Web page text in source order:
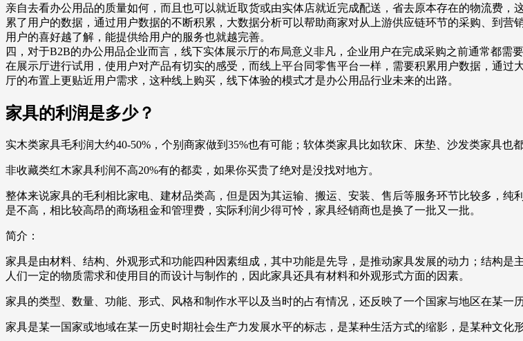
亲自去看办公用品的质量如何，而且也可以就近取货或由实体店就近完成配送，省去原本存在的物流费
累了用户的数据，通过用户数据的不断积累，大数据分析可以帮助商家对从上游供应链环节的采购、到
用户的喜好越了解，能提供给用户的服务也就越完善。
四，对于B2B的办公用品企业而言，线下实体展示厅的布局意义非凡，企业用户在完成采购之前通常都
在展示厅进行试用，使用户对产品有切实的感受，而线上平台同零售平台一样，需要积累用户数据，通
厅的布置上更贴近用户需求，这种线上购买，线下体验的模式才是办公用品行业未来的出路。
家具的利润是多少？
实木类家具毛利润大约40-50%，个别商家做到35%也有可能；软体类家具比如软床、床垫、沙发类家具也都
非收藏类红木家具利润不高20%有的都卖，如果你买贵了绝对是没找对地方。
整体来说家具的毛利相比家电、建材品类高，但是因为其运输、搬运、安装、售后等服务环节比较多，
是不高，相比较高昂的商场租金和管理费，实际利润少得可怜，家具经销商也是换了一批又一批。
简介：
家具是由材料、结构、外观形式和功能四种因素组成，其中功能是先导，是推动家具发展的动力；结构
人们一定的物质需求和使用目的而设计与制作的，因此家具还具有材料和外观形式方面的因素。
家具的类型、数量、功能、形式、风格和制作水平以及当时的占有情况，还反映了一个国家与地区在某一
家具是某一国家或地域在某一历史时期社会生产力发展水平的标志，是某种生活方式的缩影，是某种文化